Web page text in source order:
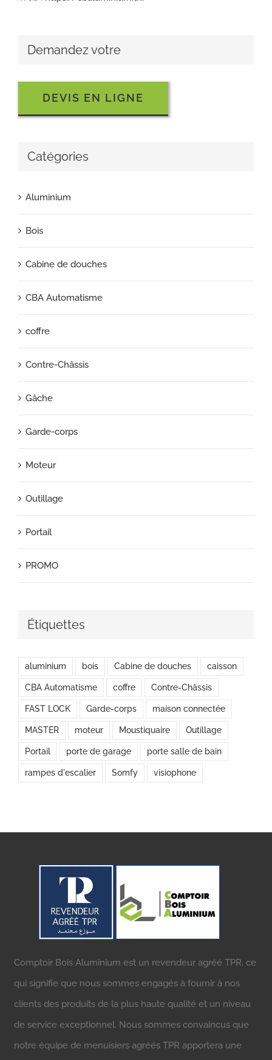
Demandez votre
DEVIS EN LIGNE
Catégories
Aluminium
Bois
Cabine de douches
CBA Automatisme
coffre
Contre-Châssis
Gâche
Garde-corps
Moteur
Outillage
Portail
PROMO
Étiquettes
aluminium bois Cabine de douches caisson
CBA Automatisme coffre Contre-Châssis
FAST LOCK Garde-corps maison connectée
MASTER moteur Moustiquaire Outillage
Portail porte de garage porte salle de bain
rampes d'escalier Somfy visiophone
Comptoir Bois Aluminium est un revendeur agréé TPR, ce
qui signifie que nous sommes engagés à fournir à nos
clients des produits de la plus haute qualité et un niveau
de service exceptionnel. Nous sommes convaincus que
notre équipe de menuisiers agréés TPR apportera une